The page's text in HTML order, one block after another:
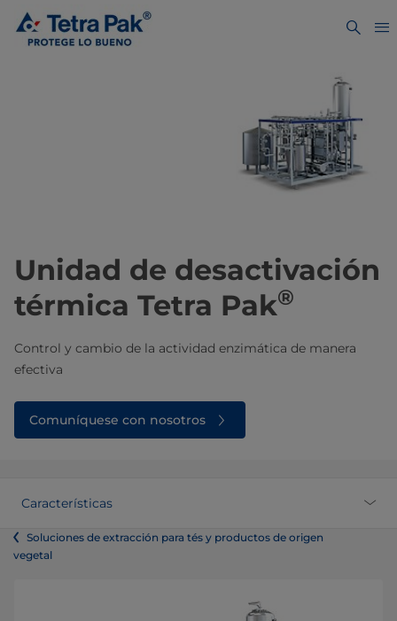
Unidad de desactivación
térmica Tetra Pak®
Control y cambio de la actividad enzimática de manera
efectiva
Comuníquese con nosotros
Características
Soluciones de extracción para tés y productos de origen
vegetal